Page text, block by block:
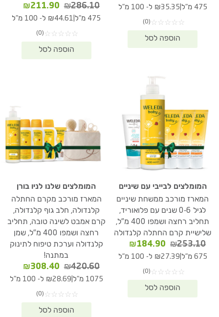
המקורי
₪226.90.
הנוכחי
475 מ"ל ₪35.35 ל- 100 מ"ל
☆
☆
☆
☆
☆
(0)
₪286.10
המחיר
המקורי
₪286.10.
₪211.90
הנוכחי
475 מ"ל ₪44.61 ל- 100 מ"ל
☆
☆
☆
☆
☆
(0)
המומלצים לבייבי עם שיניים
המארז מורכב ממשחת שיניים
לגיל 0-6 שנים עם פלואוריד,
תחליב רחצה ושמפו 400 מ"ל,
שלישיית קרם החתלה קלנדולה
₪253.10
המחיר
המקורי
₪253.10.
₪184.90
המחיר
הנוכחי
₪184.90.
675 מ"ל ₪27.39 ל- 100 מ"ל
☆
☆
☆
☆
☆
(0)
המומלצים שלנו לניו בורן
המארז מורכב מקרם החתלה
קלנדולה, חלב גוף קלנדולה,
קרם אמבט לשינה טובה, תחליב
רחצה ושמפו 400 מ"ל, שמן
קלנדולה וערכת טיפוח לתינוק
במתנה!
₪420.60
המחיר
המקורי
₪420.60.
₪308.40
הנוכחי
1075 מ"ל ₪28.69 ל- 100 מ"ל
☆
☆
☆
☆
☆
(0)